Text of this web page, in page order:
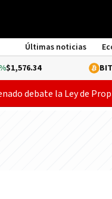
Últimas noticias
-0.15%
debate la Ley de